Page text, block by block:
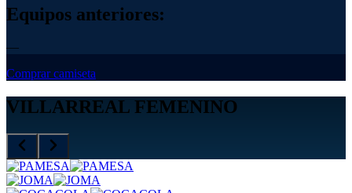
Equipos anteriores:
—
Comprar camiseta
VILLARREAL FEMENINO